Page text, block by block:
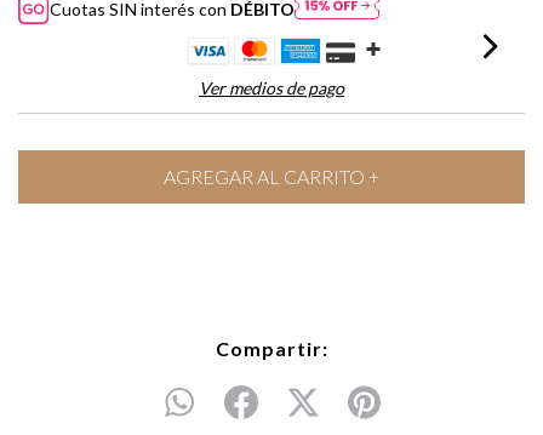
Cuotas SIN interés con DÉBITO
Ver medios de pago
Compartir: